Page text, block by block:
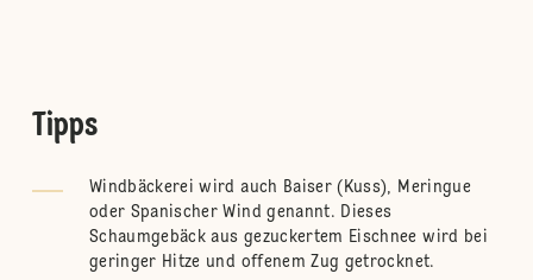
Tipps
Windbäckerei wird auch Baiser (Kuss), Meringue
oder Spanischer Wind genannt. Dieses
Schaumgebäck aus gezuckertem Eischnee wird bei
geringer Hitze und offenem Zug getrocknet.